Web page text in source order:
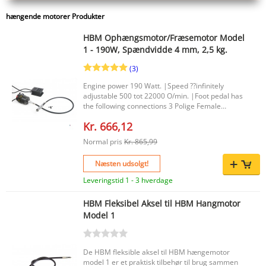
hængende motorer Produkter
HBM Ophængsmotor/Fræsemotor Model
1 - 190W, Spændvidde 4 mm, 2,5 kg.
(3)
Engine power 190 Watt. |Speed ??infinitely
adjustable 500 tot 22000 O/min. |Foot pedal has
the following connections 3 Polige Female
stekker Type F |
Kr. 666,12
Normal pris Kr. 865,99
Næsten udsolgt!
Leveringstid 1 - 3 hverdage
HBM Fleksibel Aksel til HBM Hangmotor
Model 1
De HBM fleksible aksel til HBM hængemotor
model 1 er et praktisk tilbehør til brug sammen